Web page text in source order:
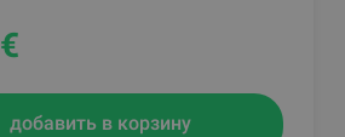
€
добавить в корзину